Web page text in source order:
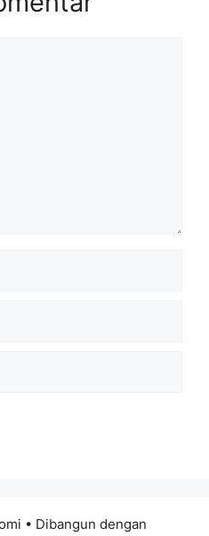
• Dibangun dengan